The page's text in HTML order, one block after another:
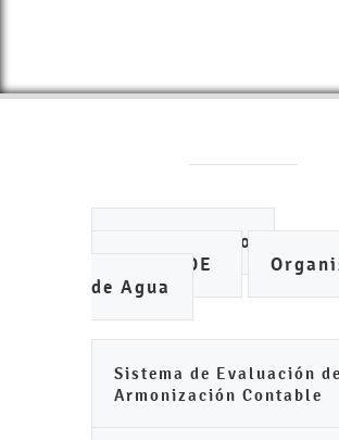
Ayuntamiento
IMCUFIDE
de Agua
Sistema de Evaluación de
Armonización Contable